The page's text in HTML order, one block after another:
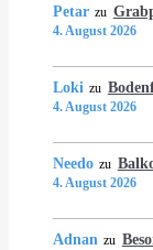
Petar zu
4. August 2026
Loki zu
4. August 2026
Needo zu
4. August 2026
Adnan zu